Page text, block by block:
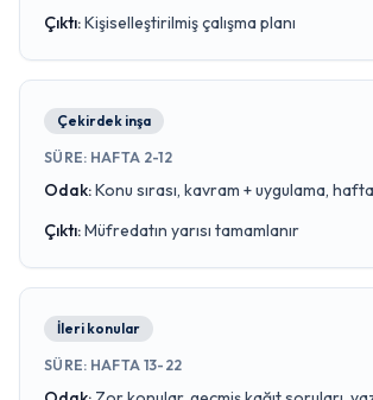
Çıktı:Kişiselleştirilmiş çalışma planı
Çekirdek inşa
SÜRE: HAFTA 2-12
Odak:Konu sırası, kavram + uygulama,
Çıktı:Müfredatın yarısı tamamlanır
İleri konular
SÜRE: HAFTA 13-22